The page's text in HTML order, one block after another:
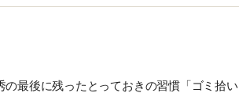
最後に残ったとっておきの習慣「ゴミ拾